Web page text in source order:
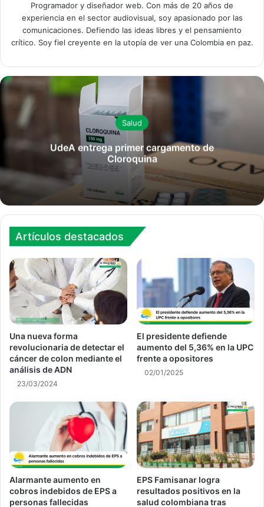
Programador y diseñador web. Con más de 20 años de
experiencia en el sector audiovisual, soy apasionado por las
comunicaciones. Defiendo las ideas libres y el pensamiento
crítico. Soy fiel creyente en la utopía de ver una Colombia en paz.
Salud
UdeA entrega primer cargamento de
Cloroquina
Artículos destacados
Una nueva forma
revolucionaria de detectar el
cáncer de colon mediante el
análisis de ADN
23/03/2024
El presidente defiende
aumento del 5,36% en la UPC
frente a opositores
02/01/2025
Alarmante aumento en
cobros indebidos de EPS a
personas fallecidas
EPS Famisanar logra
resultados positivos en la
salud colombiana tras